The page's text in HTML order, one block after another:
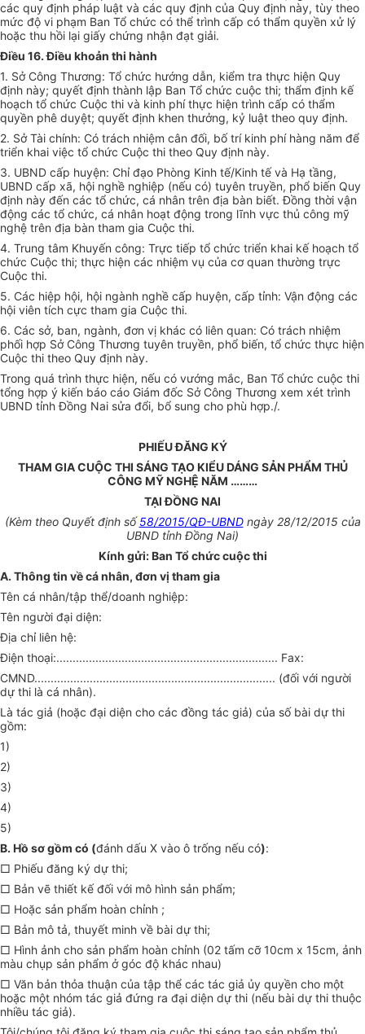
các quy định pháp luật và các quy định của Quy định này, tùy theo
mức độ vi phạm Ban Tổ chức có thể trình cấp có thẩm quyền xử lý
hoặc thu hồi lại giấy chứng nhận đạt giải.
Điều 16. Điều khoản thi hành
1. Sở Công Thương: Tổ chức hướng dẫn, kiểm tra thực hiện Quy
định này; quyết định thành lập Ban Tổ chức cuộc thi; thẩm định kế
hoạch tổ chức Cuộc thi và kinh phí thực hiện trình cấp có thẩm
quyền phê duyệt; quyết định khen thưởng, kỷ luật theo quy định.
2. Sở Tài chính: Có trách nhiệm cân đối, bố trí kinh phí hàng năm để
triển khai việc tổ chức Cuộc thi theo Quy định này.
3. UBND cấp huyện: Chỉ đạo Phòng Kinh tế/Kinh tế và Hạ tầng,
UBND cấp xã, hội nghề nghiệp (nếu có) tuyên truyền, phổ biến Quy
định này đến các tổ chức, cá nhân trên địa bàn biết. Đồng thời vận
động các tổ chức, cá nhân hoạt động trong lĩnh vực thủ công mỹ
nghệ trên địa bàn tham gia Cuộc thi.
4. Trung tâm Khuyến công: Trực tiếp tổ chức triển khai kế hoạch tổ
chức Cuộc thi; thực hiện các nhiệm vụ của cơ quan thường trực
Cuộc thi.
5. Các hiệp hội, hội ngành nghề cấp huyện, cấp tỉnh: Vận động các
hội viên tích cực tham gia Cuộc thi.
6. Các sở, ban, ngành, đơn vị khác có liên quan: Có trách nhiệm
phối hợp Sở Công Thương tuyên truyền, phổ biến, tổ chức thực hiện
Cuộc thi theo Quy định này.
Trong quá trình thực hiện, nếu có vướng mắc, Ban Tổ chức cuộc thi
tổng hợp ý kiến báo cáo Giám đốc Sở Công Thương xem xét trình
UBND tỉnh Đồng Nai sửa đổi, bổ sung cho phù hợp./.
PHIẾU ĐĂNG KÝ
THAM GIA CUỘC THI SÁNG TẠO KIỂU DÁNG SẢN PHẨM THỦ
CÔNG MỸ NGHỆ NĂM ………
TẠI ĐỒNG NAI
(Kèm theo Quyết định số58/2015/QĐ-UBNDngày 28/12/2015 của
UBND tỉnh Đồng Nai)
Kính gửi: Ban Tổ chức cuộc thi
A. Thông tin về cá nhân, đơn vị tham gia
Tên cá nhân/tập thể/doanh nghiệp:
Tên người đại diện:
Địa chỉ liên hệ:
Điện thoại:.................................................................... Fax:
CMND.......................................................................... (đối với người
dự thi là cá nhân).
Là tác giả (hoặc đại diện cho các đồng tác giả) của số bài dự thi
gồm:
1)
2)
3)
4)
5)
B. Hồ sơ gồm có (đánh dấu X vào ô trống nếu có):
□ Phiếu đăng ký dự thi;
□ Bản vẽ thiết kế đối với mô hình sản phẩm;
□ Hoặc sản phẩm hoàn chỉnh ;
□ Bản mô tả, thuyết minh về bài dự thi;
□ Hình ảnh cho sản phẩm hoàn chỉnh (02 tấm cỡ 10cm x 15cm, ảnh
màu chụp sản phẩm ở góc độ khác nhau)
□ Văn bản thỏa thuận của tập thể các tác giả ủy quyền cho một
hoặc một nhóm tác giả đứng ra đại diện dự thi (nếu bài dự thi thuộc
nhiều tác giả).